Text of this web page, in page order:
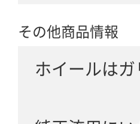
その他商品情報
ホイールは